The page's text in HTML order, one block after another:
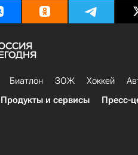
Биатлон ЗОЖ Хоккей
Продукты и сервисы Пресс-